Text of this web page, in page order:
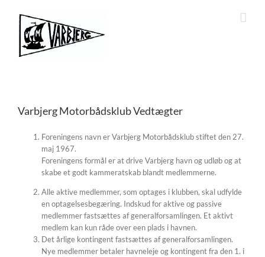
content
Varbjerg Motorbådsklub Vedtægter
Foreningens navn er Varbjerg Motorbådsklub stiftet den 27.
maj 1967.
Foreningens formål er at drive Varbjerg havn og udløb og at
skabe et godt kammeratskab blandt medlemmerne.
Alle aktive medlemmer, som optages i klubben, skal udfylde
en optagelsesbegæring. Indskud for aktive og passive
medlemmer fastsættes af generalforsamlingen. Et aktivt
medlem kan kun råde over een plads i havnen.
Det årlige kontingent fastsættes af generalforsamlingen.
Nye medlemmer betaler havneleje og kontingent fra den 1. i